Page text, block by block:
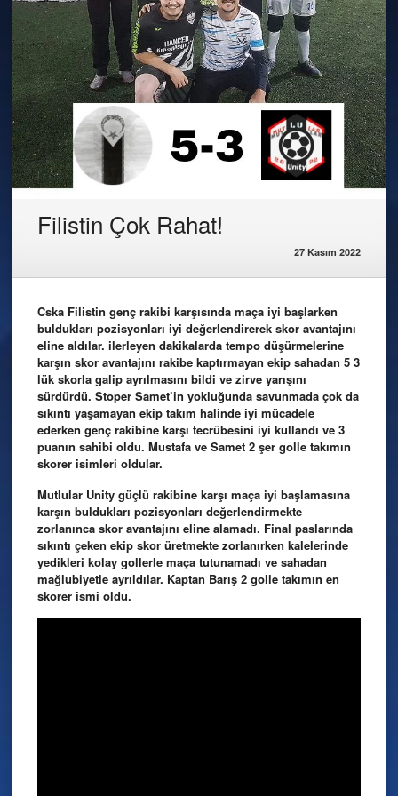
Filistin Çok Rahat!
27 Kasım 2022
Cska Filistin genç rakibi karşısında maça iyi başlarken
buldukları pozisyonları iyi değerlendirerek skor avantajını
eline aldılar. ilerleyen dakikalarda tempo düşürmelerine
karşın skor avantajını rakibe kaptırmayan ekip sahadan 5 3
lük skorla galip ayrılmasını bildi ve zirve yarışını
sürdürdü. Stoper Samet’in yokluğunda savunmada çok da
sıkıntı yaşamayan ekip takım halinde iyi mücadele
ederken genç rakibine karşı tecrübesini iyi kullandı ve 3
puanın sahibi oldu. Mustafa ve Samet 2 şer golle takımın
skorer isimleri oldular.
Mutlular Unity güçlü rakibine karşı maça iyi başlamasına
karşın buldukları pozisyonları değerlendirmekte
zorlanınca skor avantajını eline alamadı. Final paslarında
sıkıntı çeken ekip skor üretmekte zorlanırken kalelerinde
yedikleri kolay gollerle maça tutunamadı ve sahadan
mağlubiyetle ayrıldılar. Kaptan Barış 2 golle takımın en
skorer ismi oldu.